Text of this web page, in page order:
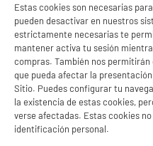
★★★★★
★★★★★
4.2/5(35)
compare_product
PC, Xbox
39€96
✔
Estas cookies son necesarias
pueden desactivar en nuestros
estrictamente necesarias te
mantener activa tu sesión
compras. También nos
que pueda afectar la
Sitio. Puedes configurar tu
la existencia de estas cookies,
verse afectadas. Estas cookies
identificación personal.